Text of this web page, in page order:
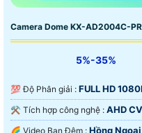
Camera Dome KX-AD2004C-
5%-35%
💯 Độ Phân giải : FULL HD
⚒ Tích hợp công nghệ : AHD
🌈 Video Ban Đêm : Hồng